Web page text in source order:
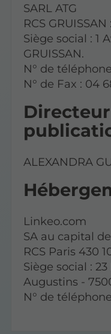
SARL ATG
RCS
Siège social : 1
GRUISSAN.
N° de
N° de Fax : 04
ALEXANDRA
Linkeo.com
SA au capital
RCS Paris 430
Siège social :
Augustins -
N° de